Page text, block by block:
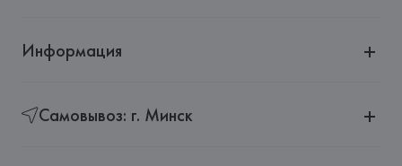
Информация
Самовывоз: г. Минск